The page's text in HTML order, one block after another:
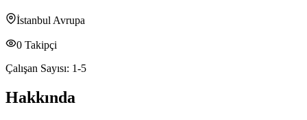
İstanbul Avrupa
0 Takipçi
Çalışan Sayısı: 1-5
Hakkında